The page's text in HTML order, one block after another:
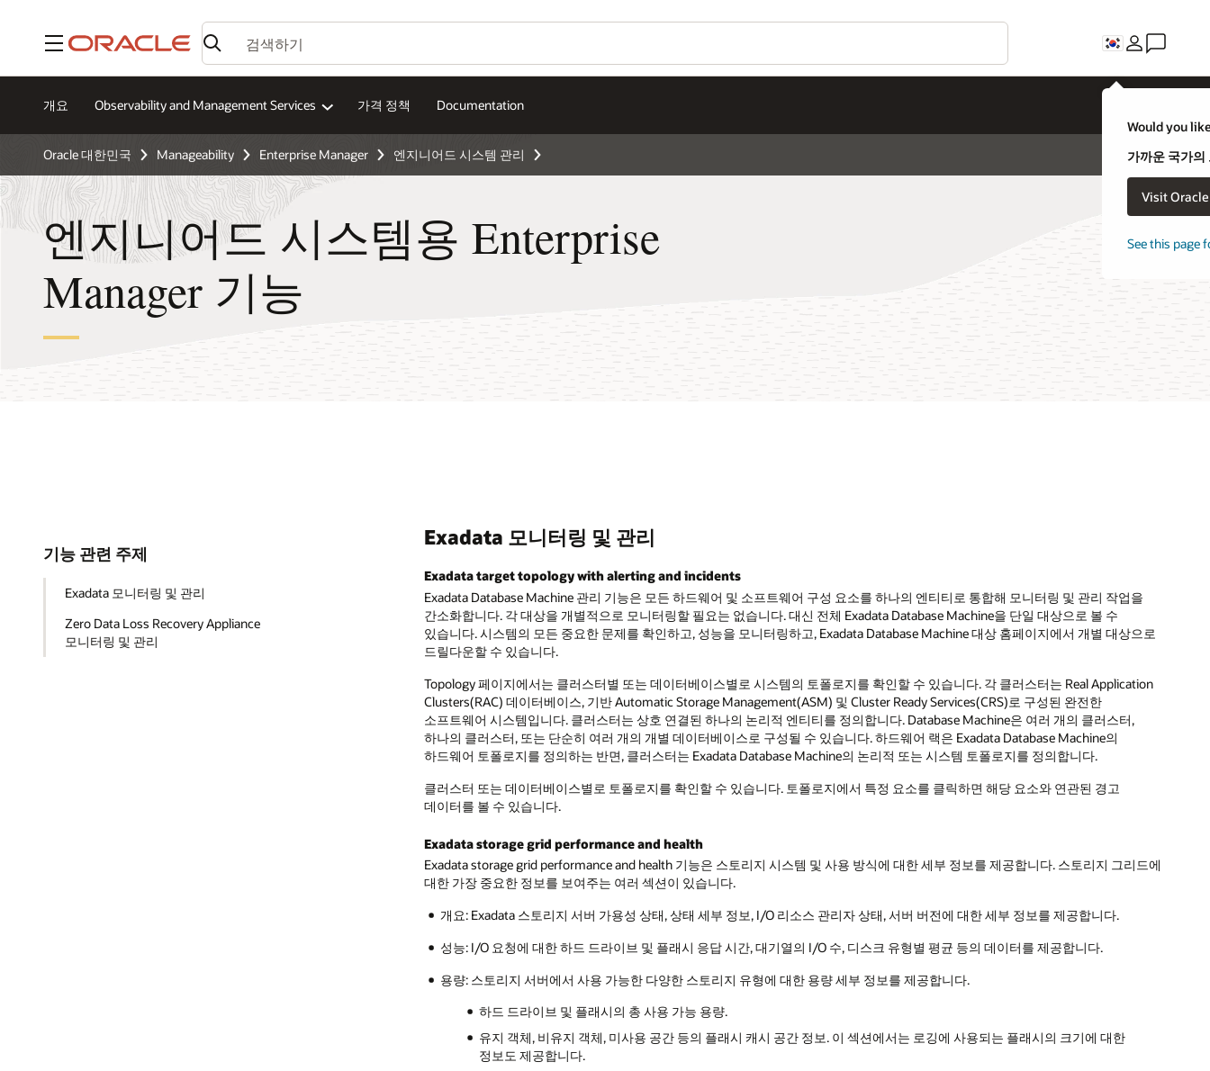
메뉴
Would you
가까운 국가의
Visit
See this page
개요 Observability and Management Services 가격 정책 Documentation
Oracle 대한민국 Manageability Enterprise Manager 엔지니어드 시스템 관리
엔지니어드 시스템용 Enterprise
Manager 기능
기능 관련 주제
Exadata 모니터링 및 관리
Zero Data Loss Recovery Appliance
모니터링 및 관리
Exadata 모니터링 및 관리
Exadata target topology with alerting and incidents
Exadata Database Machine 관리 기능은 모든 하드웨어 및 소프트웨어 구성 요소를 하나의 엔티티로 통합해 모니터링 및 관리 작업을
간소화합니다. 각 대상을 개별적으로 모니터링할 필요는 없습니다. 대신 전체 Exadata Database Machine을 단일 대상으로 볼 수
있습니다. 시스템의 모든 중요한 문제를 확인하고, 성능을 모니터링하고, Exadata Database Machine 대상 홈페이지에서 개별 대상으로
드릴다운할 수 있습니다.
Topology 페이지에서는 클러스터별 또는 데이터베이스별로 시스템의 토폴로지를 확인할 수 있습니다. 각 클러스터는 Real Application
Clusters(RAC) 데이터베이스, 기반 Automatic Storage Management(ASM) 및 Cluster Ready Services(CRS)로 구성된 완전한
소프트웨어 시스템입니다. 클러스터는 상호 연결된 하나의 논리적 엔티티를 정의합니다. Database Machine은 여러 개의 클러스터,
하나의 클러스터, 또는 단순히 여러 개의 개별 데이터베이스로 구성될 수 있습니다. 하드웨어 랙은 Exadata Database Machine의
하드웨어 토폴로지를 정의하는 반면, 클러스터는 Exadata Database Machine의 논리적 또는 시스템 토폴로지를 정의합니다.
클러스터 또는 데이터베이스별로 토폴로지를 확인할 수 있습니다. 토폴로지에서 특정 요소를 클릭하면 해당 요소와 연관된 경고
데이터를 볼 수 있습니다.
Exadata storage grid performance and health
Exadata storage grid performance and health 기능은 스토리지 시스템 및 사용 방식에 대한 세부 정보를 제공합니다. 스토리지 그리드에
대한 가장 중요한 정보를 보여주는 여러 섹션이 있습니다.
개요: Exadata 스토리지 서버 가용성 상태, 상태 세부 정보, I/O 리소스 관리자 상태, 서버 버전에 대한 세부 정보를 제공합니다.
성능: I/O 요청에 대한 하드 드라이브 및 플래시 응답 시간, 대기열의 I/O 수, 디스크 유형별 평균 등의 데이터를 제공합니다.
용량: 스토리지 서버에서 사용 가능한 다양한 스토리지 유형에 대한 용량 세부 정보를 제공합니다.
하드 드라이브 및 플래시의 총 사용 가능 용량.
유지 객체, 비유지 객체, 미사용 공간 등의 플래시 캐시 공간 정보. 이 섹션에서는 로깅에 사용되는 플래시의 크기에 대한
정보도 제공합니다.